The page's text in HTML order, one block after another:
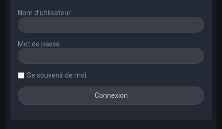
Nom d’utilisateur :
Mot de passe :
Se souvenir de moi